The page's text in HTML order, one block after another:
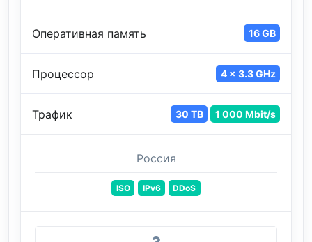
Оперативная память 16 GB
Процессор 4 x 3.3 GHz
Трафик 30 TB 1 000 Mbit/s
Россия
ISO IPv6 DDoS